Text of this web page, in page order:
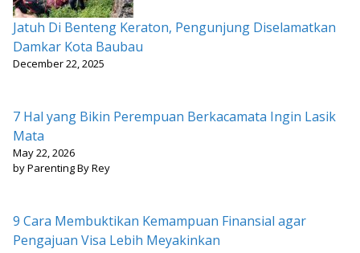
Jatuh Di Benteng Keraton, Pengunjung Diselamatkan
Damkar Kota Baubau
December 22, 2025
7 Hal yang Bikin Perempuan Berkacamata Ingin Lasik
Mata
May 22, 2026
by Parenting By Rey
9 Cara Membuktikan Kemampuan Finansial agar
Pengajuan Visa Lebih Meyakinkan